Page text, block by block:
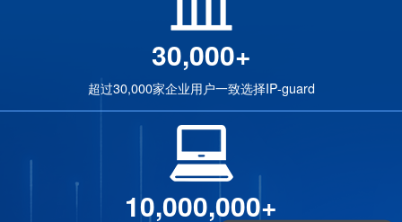
30,000+
超过30,000家企业用户一致选择IP-guard
10,000,000+